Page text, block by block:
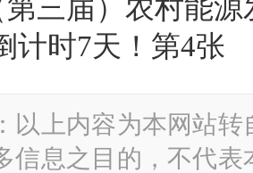
以上内容为本网站
信息之目的，不代